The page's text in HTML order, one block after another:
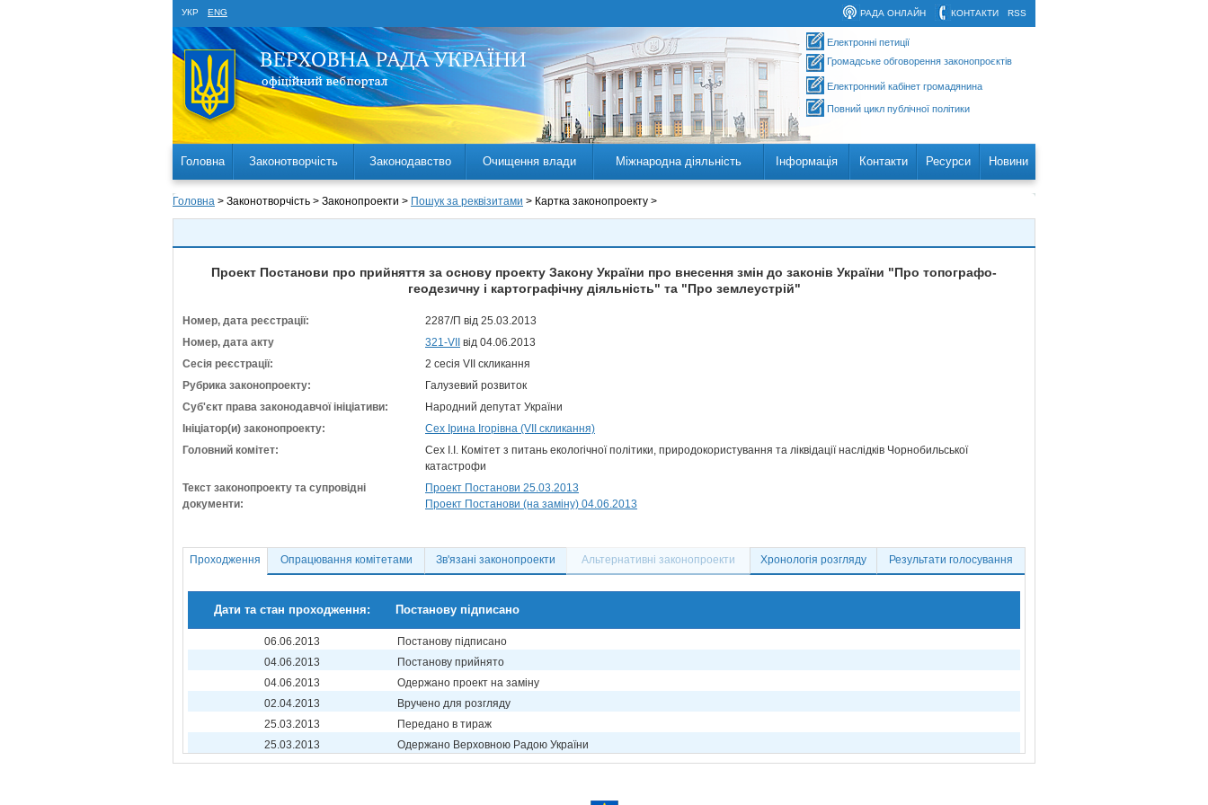
УКР ENG RSS
КОНТАКТИ
РАДА ОНЛАЙН
Електронні петиції
Громадське обговорення законопроєктів
Електронний кабінет громадянина
Повний цикл публічної політики
Головна Законотворчість Законодавство Очищення влади Міжнародна діяльність Інформація Контакти Ресурси Новини
Головна > Законотворчість > Законопроекти > Пошук за реквізитами > Картка законопроекту >
Проект Постанови про прийняття за основу проекту Закону України про внесення змін до законів України "Про топографо-
геодезичну і картографічну діяльність" та "Про землеустрій"
Номер, дата реєстрації:
2287/П від 25.03.2013
Номер, дата акту
321-VII
від 04.06.2013
Сесія реєстрації:
2 сесія VII скликання
Рубрика законопроекту:
Галузевий розвиток
Суб'єкт права законодавчої ініціативи:
Народний депутат України
Ініціатор(и) законопроекту:
Сех Ірина Ігорівна (VII скликання)
Головний комітет:
Сех І.І. Комітет з питань екологічної політики, природокористування та ліквідації наслідків Чорнобильської
катастрофи
Текст законопроекту та супровідні
документи:
Проект Постанови 25.03.2013
Проект Постанови (на заміну) 04.06.2013
Проходження Опрацювання комітетами Зв'язані законопроекти Альтернативні законопроекти Хронологія розгляду Результати голосування
Дати та стан проходження: Постанову підписано
06.06.2013
Постанову підписано
04.06.2013
Постанову прийнято
04.06.2013
Одержано проект на заміну
02.04.2013
Вручено для розгляду
25.03.2013
Передано в тираж
25.03.2013
Одержано Верховною Радою України